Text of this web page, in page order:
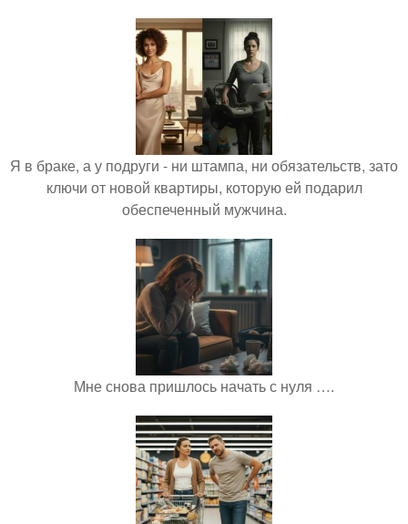
Я в браке, а у подруги - ни штампа, ни обязательств, зато
ключи от новой квартиры, которую ей подарил
обеспеченный мужчина.
Мне снова пришлось начать с нуля ….